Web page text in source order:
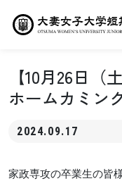
【10月26日
ホームカミン
2024.09.17
家政専攻の卒業生の皆